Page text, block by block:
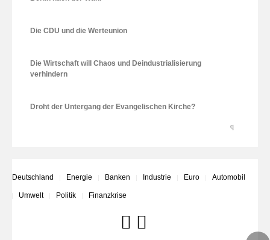
Die CDU und die Werteunion
Die Wirtschaft will Chaos und Deindustrialisierung
verhindern
Droht der Untergang der Evangelischen Kirche?
Deutschland Energie Banken Industrie Euro Automobil
Umwelt Politik Finanzkrise